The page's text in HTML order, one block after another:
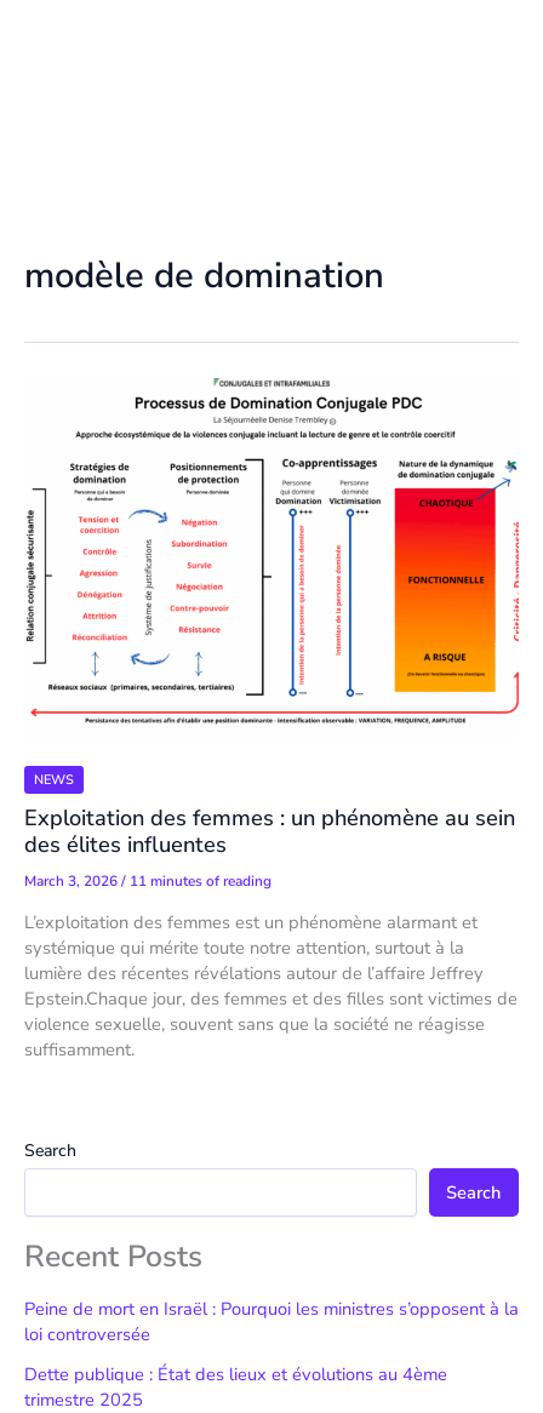
modèle de domination
NEWS
Exploitation des femmes : un phénomène au sein
des élites influentes
March 3, 2026/ 11 minutes of reading
L’exploitation des femmes est un phénomène alarmant et
systémique qui mérite toute notre attention, surtout à la
lumière des récentes révélations autour de l’affaire Jeffrey
Epstein.Chaque jour, des femmes et des filles sont victimes de
violence sexuelle, souvent sans que la société ne réagisse
suffisamment.
Search
Search
Recent Posts
Peine de mort en Israël : Pourquoi les ministres s’opposent à la
loi controversée
Dette publique : État des lieux et évolutions au 4ème
trimestre 2025